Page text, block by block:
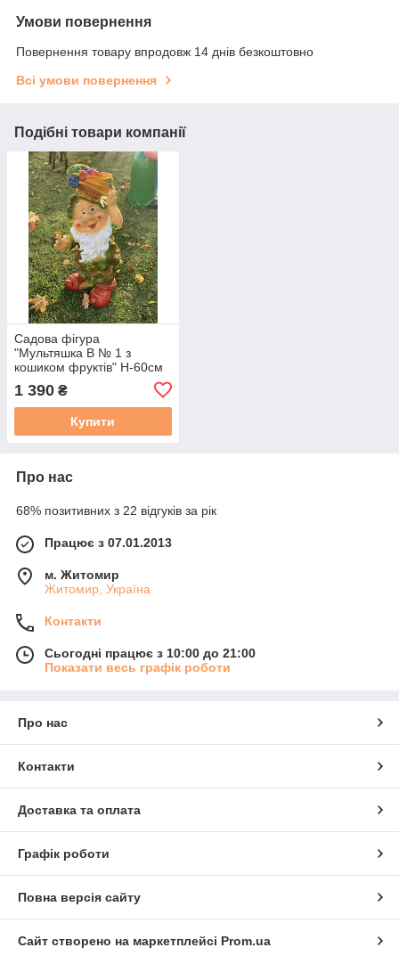
Умови повернення
Повернення товару впродовж 14 днів безкоштовно
Всі умови повернення
Подібні товари компанії
Садова фігура
"Мультяшка В № 1 з
кошиком фруктів" Н-60см
1 390 ₴
Купити
Про нас
68% позитивних з 22 відгуків за рік
Працює з 07.01.2013
м. Житомир
Житомир, Україна
Контакти
Сьогодні працює з 10:00 до 21:00
Показати весь графік роботи
Про нас
Контакти
Доставка та оплата
Графік роботи
Повна версія сайту
Сайт створено на маркетплейсі Prom.ua